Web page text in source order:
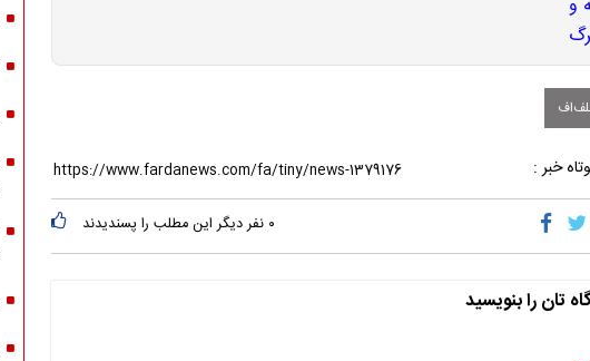
خبر :
۰ نفر دیگر این مطلب را پسندیدند
تان را بنویسید